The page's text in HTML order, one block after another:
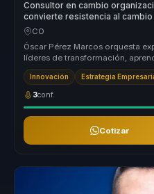
Consultor en cambio
convierte resistencia al
ejecución para líderes y
CO
Óscar Pérez Marcos orquesta
líderes de transformación,
organizacional. Su prop...
Innovación Estrategia
3conf.
Cotizar